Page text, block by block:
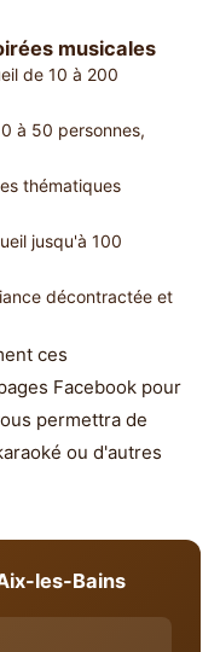
musicales
de 10 à 200
à 50 personnes,
thématiques
jusqu'à 100
décontractée et
ces
Facebook pour
permettra de
ou d'autres
les-Bains